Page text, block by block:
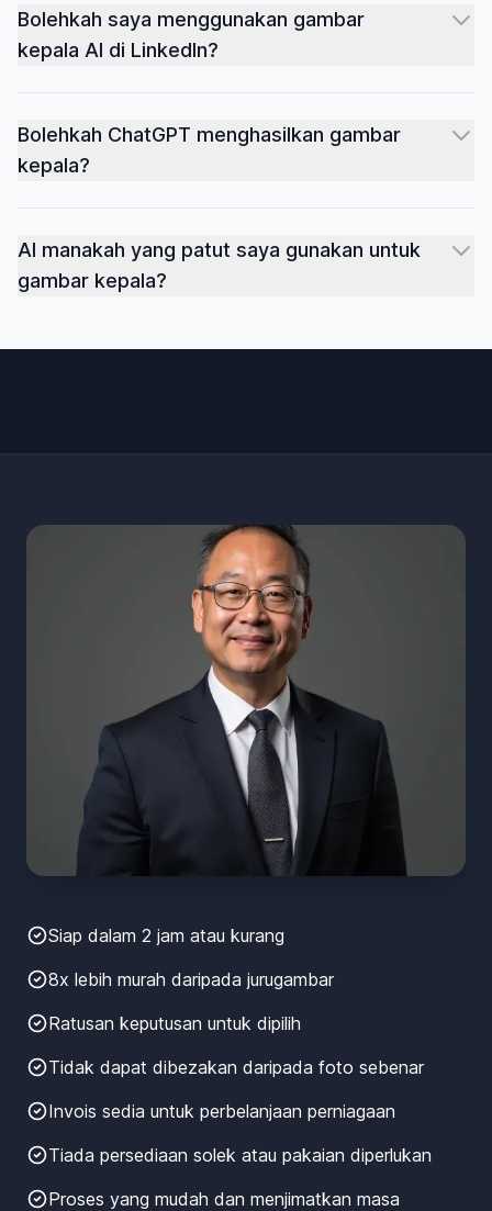
Bolehkah saya menggunakan gambar
kepala AI di LinkedIn?
Bolehkah ChatGPT menghasilkan gambar
kepala?
AI manakah yang patut saya gunakan untuk
gambar kepala?
Siap dalam 2 jam atau kurang
8x lebih murah daripada jurugambar
Ratusan keputusan untuk dipilih
Tidak dapat dibezakan daripada foto sebenar
Invois sedia untuk perbelanjaan perniagaan
Tiada persediaan solek atau pakaian diperlukan
Proses yang mudah dan menjimatkan masa